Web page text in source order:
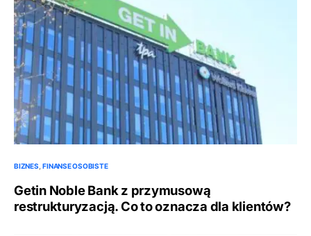
BIZNES FINANSE OSOBISTE
Getin Noble Bank z przymusową
restrukturyzacją. Co to oznacza dla klientów?